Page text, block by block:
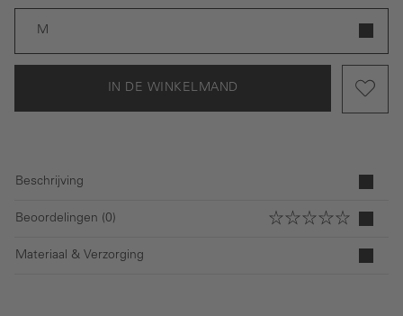
M
IN DE WINKELMAND
Beschrijving
Beoordelingen (0)
Materiaal & Verzorging